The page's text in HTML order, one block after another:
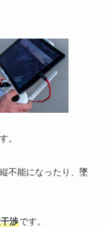
。
不能になったり、墜
渉です。